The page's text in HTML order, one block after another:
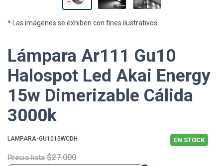
* Las imágenes se exhiben con fines ilustrativos.
Lámpara Ar111 Gu10
Halospot Led Akai Energy
15w Dimerizable Cálida
3000k
LAMPARA-GU1015WCDH EN STOCK
Precio lista $27.000